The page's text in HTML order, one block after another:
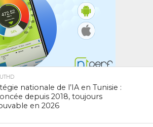
nationale de l’IA en Tunisie :
depuis 2018, toujours
en 2026